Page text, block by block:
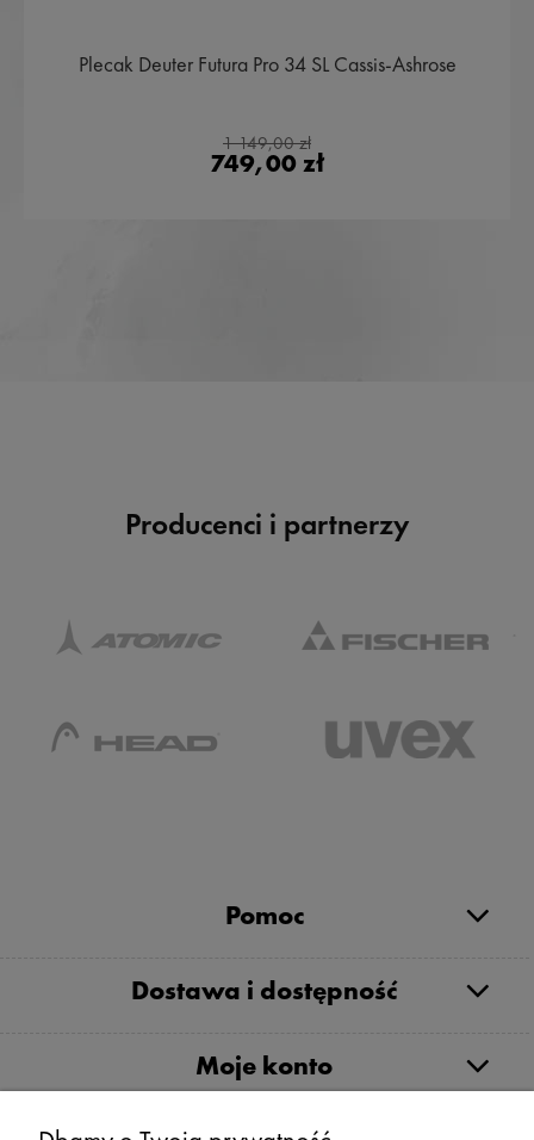
Plecak Deuter Futura Pro 34 SL Cassis-Ashrose
1 149,00 zł
749,00 zł
Producenci i partnerzy
Pomoc
Dostawa i dostępność
Moje konto